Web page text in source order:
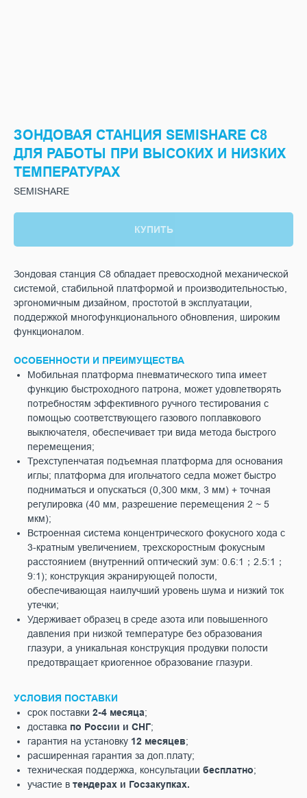
ЗОНДОВАЯ СТАНЦИЯ SEMISHARE C8
ДЛЯ РАБОТЫ ПРИ ВЫСОКИХ И НИЗКИХ
ТЕМПЕРАТУРАХ
SEMISHARE
КУПИТЬ
Зондовая станция C8 обладает превосходной механической
системой, стабильной платформой и производительностью,
эргономичным дизайном, простотой в эксплуатации,
поддержкой многофункционального обновления, широким
функционалом.
ОСОБЕННОСТИ И ПРЕИМУЩЕСТВА
Мобильная платформа пневматического типа имеет
функцию быстроходного патрона, может удовлетворять
потребностям эффективного ручного тестирования с
помощью соответствующего газового поплавкового
выключателя, обеспечивает три вида метода быстрого
перемещения;
Трехступенчатая подъемная платформа для основания
иглы; платформа для игольчатого седла может быстро
подниматься и опускаться (0,300 мкм, 3 мм) + точная
регулировка (40 мм, разрешение перемещения 2 ~ 5
мкм);
Встроенная система концентрического фокусного хода с
3-кратным увеличением, трехскоростным фокусным
расстоянием (внутренний оптический зум: 0.6:1；2.5:1；
9:1); конструкция экранирующей полости,
обеспечивающая наилучший уровень шума и низкий ток
утечки;
Удерживает образец в среде азота или повышенного
давления при низкой температуре без образования
глазури, а уникальная конструкция продувки полости
предотвращает криогенное образование глазури.
УСЛОВИЯ ПОСТАВКИ
срок поставки 2-4 месяца;
доставка по России и СНГ;
гарантия на установку 12 месяцев;
расширенная гарантия за доп.плату;
техническая поддержка, консультации бесплатно;
участие в тендерах и Госзакупках.